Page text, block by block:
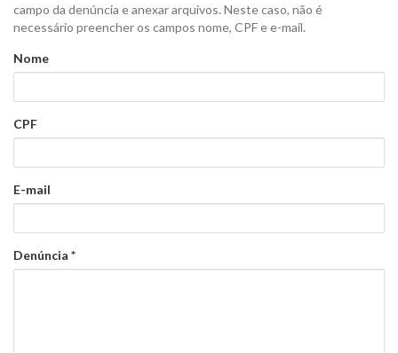
campo da denúncia e anexar arquivos. Neste caso, não é
necessário preencher os campos nome, CPF e e-mail.
Nome
CPF
E-mail
Denúncia *